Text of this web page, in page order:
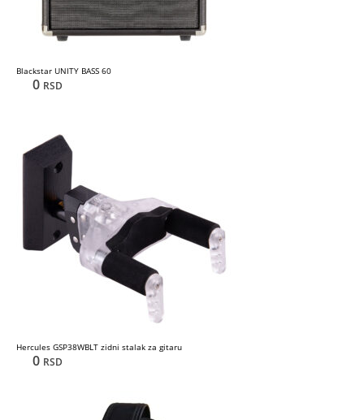
Blackstar UNITY BASS 60
0 RSD
Hercules GSP38WBLT zidni stalak za gitaru
0 RSD